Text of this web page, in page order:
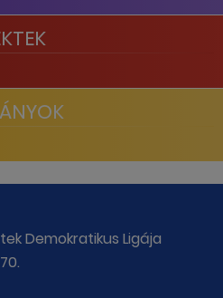
Demokratikus Ligája